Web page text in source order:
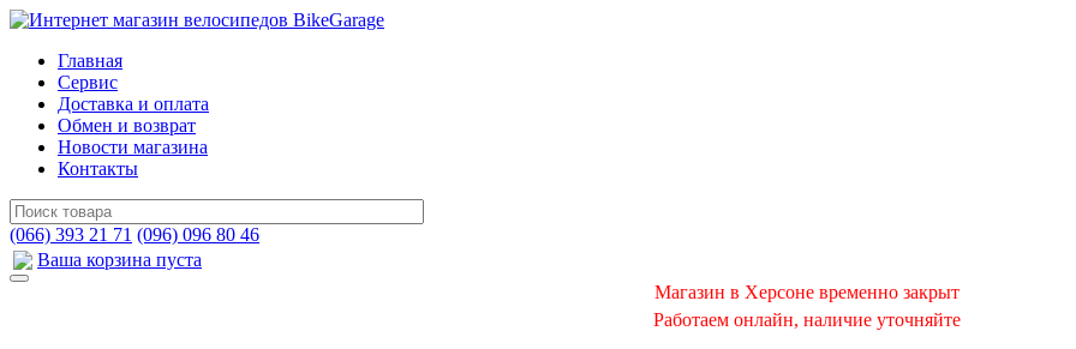
Главная
Сервис
Доставка и оплата
Обмен и возврат
Новости магазина
Контакты
(066) 393 21 71 (096) 096 80 46
Ваша корзина пуста
Магазин в Херсоне временно закрыт
Работаем онлайн, наличие уточняйте